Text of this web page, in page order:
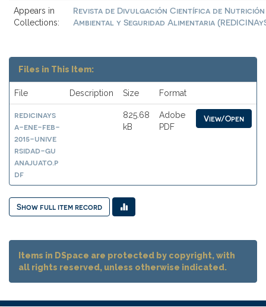
Appears in
Collections:
Revista de Divulgación Científica de Nutrición
Ambiental y Seguridad Alimentaria
Files in This Item:
File Description Size Format
redicinays
a-ene-feb-
2015-unive
rsidad-gu
anajuato.p
df
825.68
kB
Adobe
PDF
View/Open
Show full item record
Items in DSpace are protected by copyright, with
all rights reserved, unless otherwise indicated.